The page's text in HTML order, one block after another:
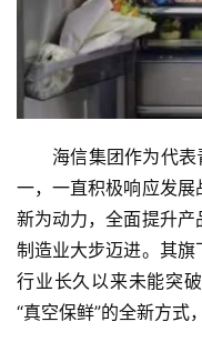
新
商
5
G
人
工
海信集团作为代表
一，一直积极响应发
新为动力，全面提升
制造业大步迈进。其
行业长久以来未能突
“真空保鲜”的全新方式